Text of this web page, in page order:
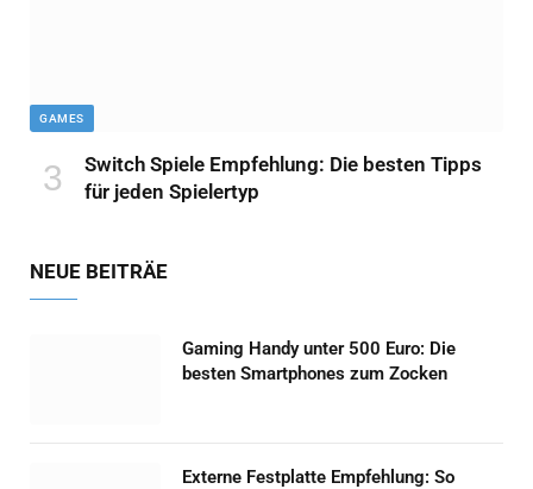
GAMES
Switch Spiele Empfehlung: Die besten Tipps
für jeden Spielertyp
NEUE BEITRÄE
Gaming Handy unter 500 Euro: Die
besten Smartphones zum Zocken
Externe Festplatte Empfehlung: So